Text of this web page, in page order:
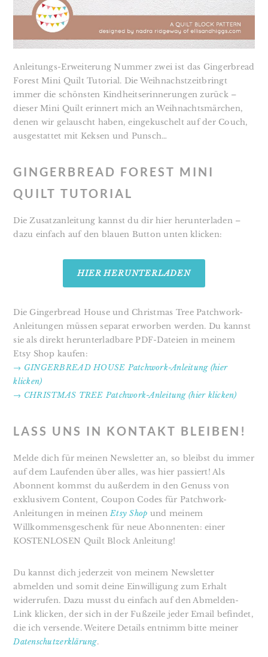
Anleitungs-Erweiterung Nummer zwei ist das Gingerbread
Forest Mini Quilt Tutorial. Die Weihnachstzeitbringt
immer die schönsten Kindheitserinnerungen zurück –
dieser Mini Quilt erinnert mich an Weihnachtsmärchen,
denen wir gelauscht haben, eingekuschelt auf der Couch,
ausgestattet mit Keksen und Punsch…
GINGERBREAD FOREST MINI
QUILT TUTORIAL
Die Zusatzanleitung kannst du dir hier herunterladen –
dazu einfach auf den blauen Button unten klicken:
HIER HERUNTERLADEN
Die Gingerbread House und Christmas Tree Patchwork-
Anleitungen müssen separat erworben werden. Du kannst
sie als direkt herunterladbare PDF-Dateien in meinem
Etsy Shop kaufen:
→ GINGERBREAD HOUSE Patchwork-Anleitung (hier
klicken)
→ CHRISTMAS TREE Patchwork-Anleitung (hier klicken)
LASS UNS IN KONTAKT BLEIBEN!
Melde dich für meinen Newsletter an, so bleibst du immer
auf dem Laufenden über alles, was hier passiert! Als
Abonnent kommst du außerdem in den Genuss von
exklusivem Content, Coupon Codes für Patchwork-
Anleitungen in meinenEtsy Shop und meinem
Willkommensgeschenk für neue Abonnenten: einer
KOSTENLOSEN Quilt Block Anleitung!
Du kannst dich jederzeit von meinem Newsletter
abmelden und somit deine Einwilligung zum Erhalt
widerrufen. Dazu musst du einfach auf den Abmelden-
Link klicken, der sich in der Fußzeile jeder Email befindet,
die ich versende. Weitere Details entnimm bitte meiner
Datenschutzerklärung.